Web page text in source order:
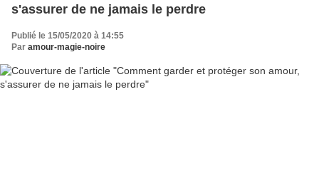
s'assurer de ne jamais le perdre
Publié le 15/05/2020 à 14:55
Par amour-magie-noire